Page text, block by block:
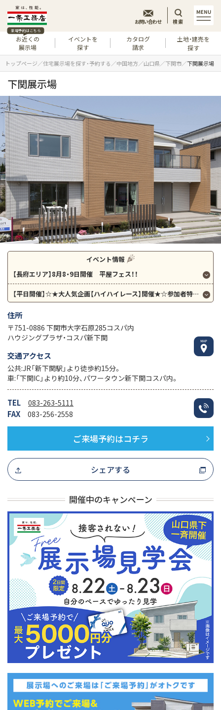
来場予約はこちら
お近くの
展示場
イベントを
探す
カタログ
請求
土地・建売を
探す
お問い合わせ 検索
トップページ 住宅展示場を探す・予約する 中国地方 山口県 下関市 下関展示場
下関展示場
住所
〒751-0886 下関市大字石原285コスパ内
ハウジングプラザ・コスパ新下関
交通アクセス
公共:JR「新下関駅」より徒歩約15分。
車:「下関IC」より約10分、パワータウン新下関コスパ内。
TEL 083-263-5111
FAX 083-256-2558
ご来場予約はコチラ
シェアする
イベント情報
【長府エリア】8月8・9日開催 平屋フェス！！
【平日開催】☆★大人気企画【ハイハイレース】開催★☆参加者特典あり★☆
開催中のキャンペーン